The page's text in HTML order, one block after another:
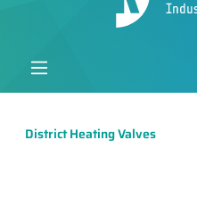
District Heating Valves